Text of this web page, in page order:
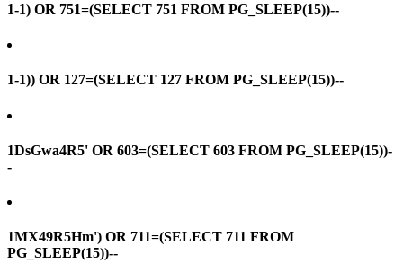
1-1) OR 751=(SELECT 751 FROM PG_SLEEP(15))--
1-1)) OR 127=(SELECT 127 FROM PG_SLEEP(15))--
1DsGwa4R5' OR 603=(SELECT 603 FROM PG_SLEEP(15))-
-
1MX49R5Hm') OR 711=(SELECT 711 FROM
PG_SLEEP(15))--